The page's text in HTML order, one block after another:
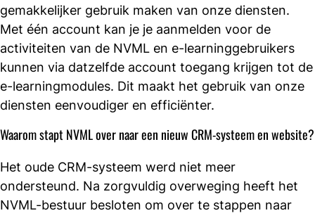
gemakkelijker gebruik maken van onze diensten.
Met één account kan je je aanmelden voor de
activiteiten van de NVML en e-learninggebruikers
kunnen via datzelfde account toegang krijgen tot de
e-learningmodules. Dit maakt het gebruik van onze
diensten eenvoudiger en efficiënter.
Waarom stapt NVML over naar een nieuw CRM-systeem en website?
Het oude CRM-systeem werd niet meer
ondersteund. Na zorgvuldig overweging heeft het
NVML-bestuur besloten om over te stappen naar